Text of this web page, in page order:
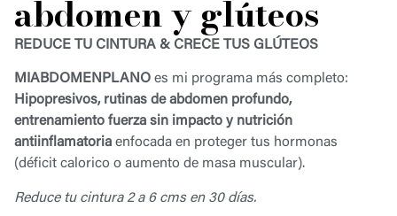
abdomen y glúteos
REDUCE TU CINTURA & CRECE TUS GLÚTEOS
MIABDOMENPLANO es mi programa más completo:
Hipopresivos, rutinas de abdomen profundo,
entrenamiento fuerza sin impacto y nutrición
antiinflamatoria enfocada en proteger tus hormonas
(déficit calorico o aumento de masa muscular).
Reduce tu cintura 2 a 6 cms en 30 días.